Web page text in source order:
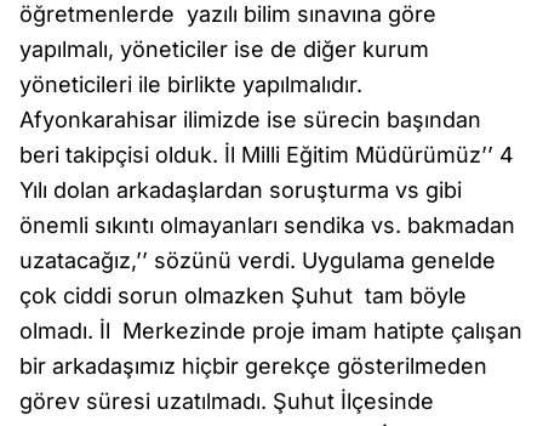
öğretmenlerde yazılı bilim sınavına göre
yapılmalı, yöneticiler ise de diğer kurum
yöneticileri ile birlikte yapılmalıdır.
Afyonkarahisar ilimizde ise sürecin başından
beri takipçisi olduk. İl Milli Eğitim Müdürümüz’’ 4
Yılı dolan arkadaşlardan soruşturma vs gibi
önemli sıkıntı olmayanları sendika vs. bakmadan
uzatacağız,’’ sözünü verdi. Uygulama genelde
çok ciddi sorun olmazken Şuhut tam böyle
olmadı. İl Merkezinde proje imam hatipte çalışan
bir arkadaşımız hiçbir gerekçe gösterilmeden
görev süresi uzatılmadı. Şuhut İlçesinde